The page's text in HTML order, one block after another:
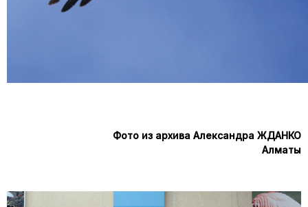
Фото из архива Александра ЖДАНКО
Алматы